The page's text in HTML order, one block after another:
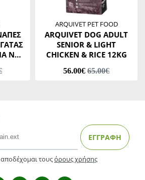
No3
ARQUIVET PET FOOD
ARQUIVET DOG ADULT
SENIOR & LIGHT
CHICKEN & RICE 12KG
56.00€ 65.00€
ΕΓΓΡΑΦΗ
τουςόρους χρήσης